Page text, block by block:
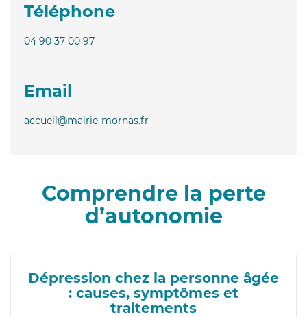
Téléphone
04 90 37 00 97
Email
accueil@mairie-mornas.fr
Comprendre la perte
d’autonomie
Dépression chez la personne âgée
: causes, symptômes et
traitements